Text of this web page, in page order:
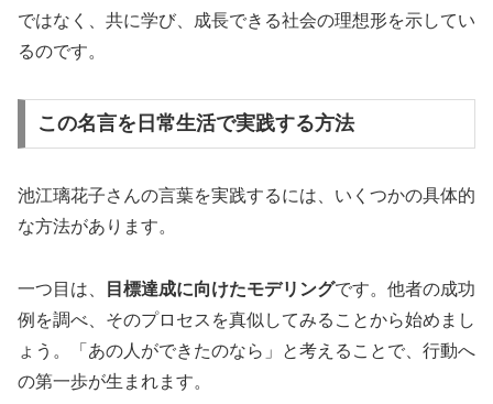
ではなく、共に学び、成長できる社会の理想形を示してい
るのです。
この名言を日常生活で実践する方法
池江璃花子さんの言葉を実践するには、いくつかの具体的
な方法があります。
一つ目は、 目標達成に向けたモデリングです。他者の成功
例を調べ、そのプロセスを真似してみることから始めまし
ょう。「あの人ができたのなら」と考えることで、行動へ
の第一歩が生まれます。